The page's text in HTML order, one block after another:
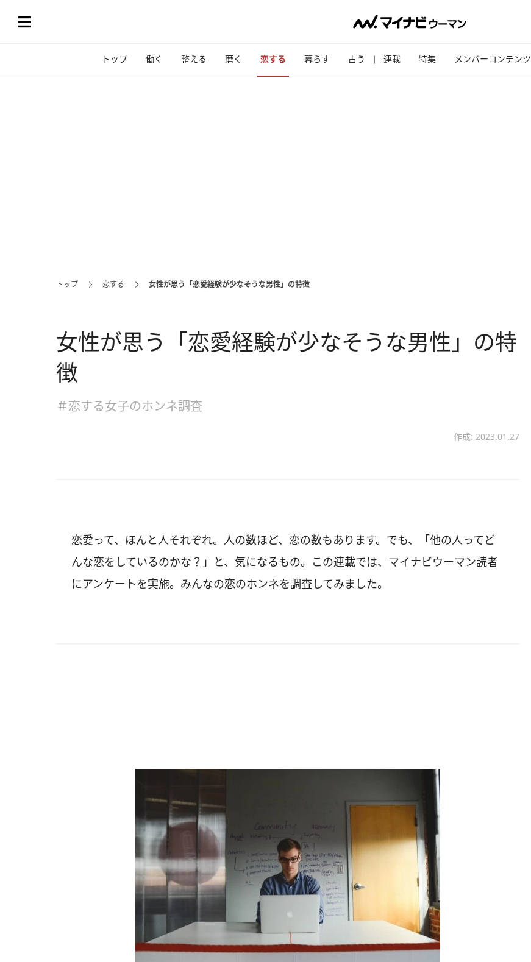
トップ 働く 整える 磨く 恋する 暮らす 占う 連載 特集 メンバーコンテンツ
トップ 恋する 女性が思う「恋愛経験が少なそうな男性」の特徴
女性が思う「恋愛経験が少なそうな男性」の特
徴
＃恋する女子のホンネ調査
作成: 2023.01.27
恋愛って、ほんと人それぞれ。人の数ほど、恋の数もあります。でも、「他の人ってど
んな恋をしているのかな？」と、気になるもの。この連載では、マイナビウーマン読者
にアンケートを実施。みんなの恋のホンネを調査してみました。